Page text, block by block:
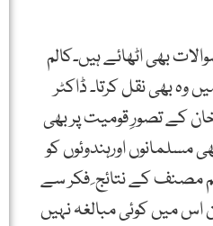
بھی اٹھائے ہیں۔کالم
وہ بھی نقل کرتا۔ ڈاکٹر
کے تصورِ قومیت پر بھی
مسلمانوں اورہندوئوں کو
مصنف کے نتائج ِ فکر سے
میں کوئی مبالغہ نہیں